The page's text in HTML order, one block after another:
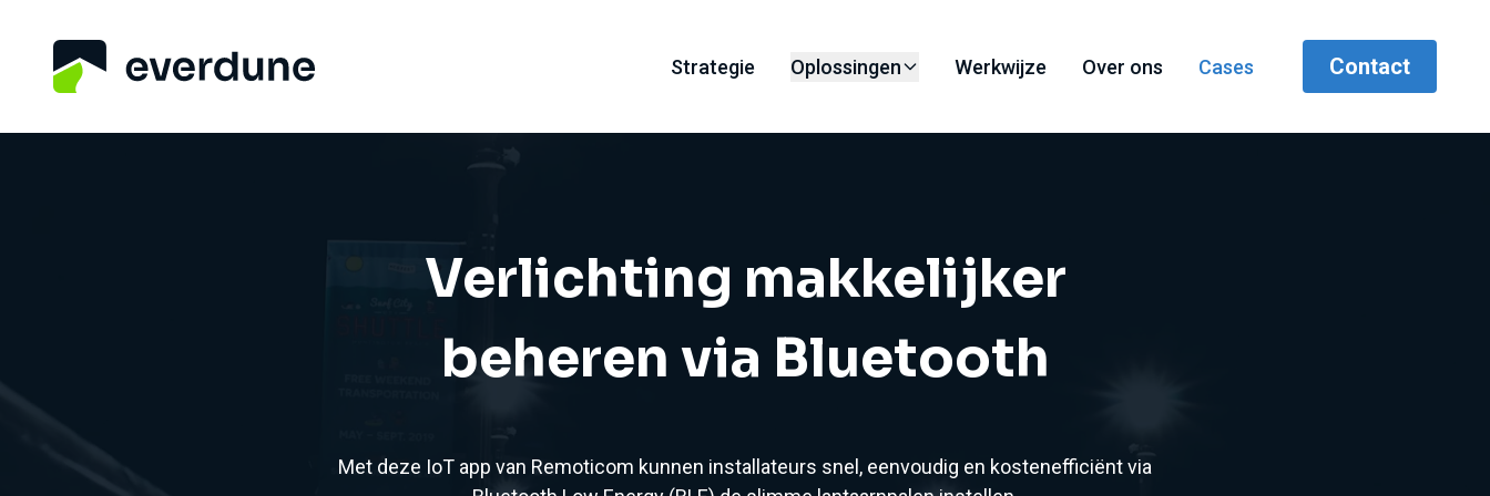
Strategie Oplossingen Werkwijze Over ons Cases Contact
Verlichting makkelijker
beheren via Bluetooth
Met deze IoT app van Remoticom kunnen installateurs snel, eenvoudig en kostenefficiënt via